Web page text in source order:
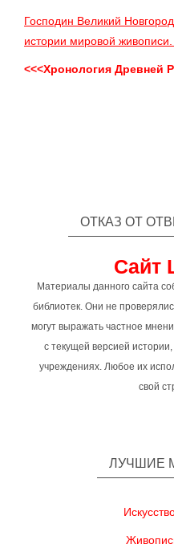
Господин Великий
истории мировой
<<<Хронология Древней
ОТКАЗ ОТ
Сайт
Материалы данного сайта
библиотек. Они не
могут выражать частное
с текущей версией
учреждениях. Любое их
свой
ЛУЧШИЕ